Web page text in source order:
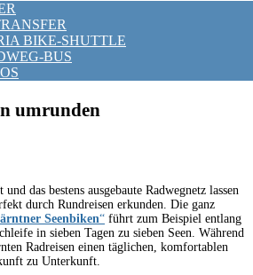
BIKE-SHUTTLE
BUS
umrunden
das bestens ausgebaute Radwegnetz lassen
durch Rundreisen erkunden. Die ganz
Seenbiken“ führt zum Beispiel entlang
in sieben Tagen zu sieben Seen. Während
Radreisen einen täglichen, komfortablen
zu Unterkunft.